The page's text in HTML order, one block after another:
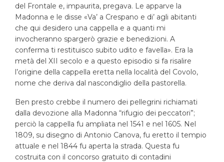
del Frontale e, impaurita, pregava. Le apparve la
Madonna e le disse «Va’ a Crespano e di’ agli abitanti
che qui desidero una cappella e a quanti mi
invocheranno spargerò grazie e benedizioni. A
conferma ti restituisco subito udito e favella». Era la
metà del XII secolo e a questo episodio si fa risalire
l’origine della cappella eretta nella località del Covolo,
nome che deriva dal nascondiglio della pastorella.
Ben presto crebbe il numero dei pellegrini richiamati
dalla devozione alla Madonna “rifugio dei peccatori”;
perciò la cappella fu ampliata nel 1541 e nel 1605. Nel
1809, su disegno di Antonio Canova, fu eretto il tempio
attuale e nel 1844 fu aperta la strada. Questa fu
costruita con il concorso gratuito di contadini